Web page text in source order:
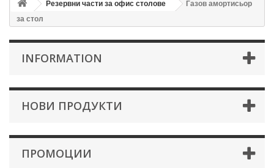
Резервни части за офис столове
Газов амортисьор
за стол
INFORMATION
НОВИ ПРОДУКТИ
ПРОМОЦИИ